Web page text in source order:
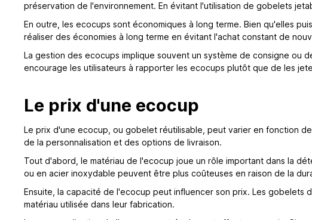
préservation de l'environnement. En évitant l'utilisation de gobelets
En outre, les ecocups sont économiques à long terme. Bien qu'elles
réaliser des économies à long terme en évitant l'achat constant de
La gestion des ecocups implique souvent un système de consigne ou
encourage les utilisateurs à rapporter les ecocups plutôt que de les
Le prix d'une ecocup
Le prix d'une ecocup, ou gobelet réutilisable, peut varier en fonction
de la personnalisation et des options de livraison.
Tout d'abord, le matériau de l'ecocup joue un rôle important dans la
ou en acier inoxydable peuvent être plus coûteuses en raison de la
Ensuite, la capacité de l'ecocup peut influencer son prix. Les
matériau utilisée dans leur fabrication.